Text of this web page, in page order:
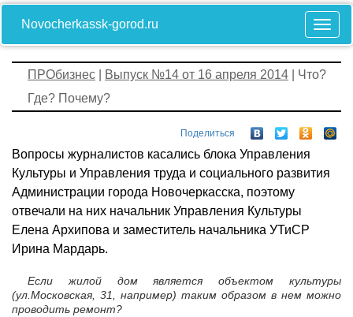
Novocherkassk-gorod.ru
ПРОбизнес Выпуск №14 от 16 апреля 2014 | Что?
Где? Почему?
Поделиться
Вопросы журналистов касались блока Управления
Культуры и Управления труда и социального развития
Администрации города Новочеркасска, поэтому
отвечали на них начальник Управления Культуры
Елена Архипова и заместитель начальника УТиСР
Ирина Мардарь.
Если жилой дом является объектом культуры
(ул.Московская, 31, например) таким образом в нем можно
проводить ремонт?